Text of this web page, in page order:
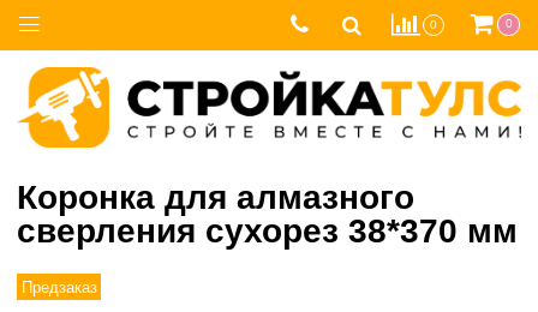
0 0
Коронка для алмазного
сверления сухорез 38*370 мм
Предзаказ